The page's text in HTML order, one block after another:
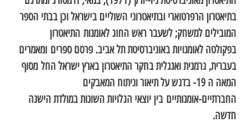
בתיאטרון הרפרטוארי ובתיאטרוני השוליים בישראל וכן בבתי הספר
המובילים למשחק; לשעבר ראש החוג לאומנות התיאטרון
בפקולטה לאומנויות באוניברסיטת תל אביב. פרסם ספרים ומאמרים
בעברית, גרמנית ואנגלית בחקר התיאטרון בארץ ישראל החל מסוף
המאה ה 19- בדגש על תיאור וניתוח המאבקים
החברתיים-אומנותיים בין יוצאי הגלויות השונות במולדת הישנה
חדשה.